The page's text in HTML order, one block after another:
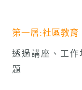
第一層:社區教育
透過講座、工作
題